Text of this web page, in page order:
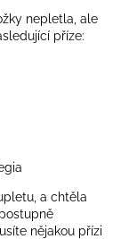
nepletla, ale
příze:
a chtěla
nějakou přízi